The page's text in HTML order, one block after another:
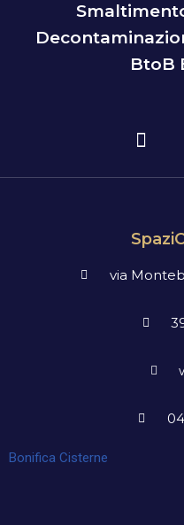
BtoB
via
Bonifica Cisterne